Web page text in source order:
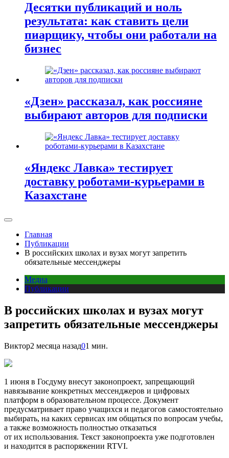
Десятки публикаций и ноль
результата: как ставить цели
пиарщику, чтобы они работали на
бизнес
«Дзен» рассказал, как россияне
выбирают авторов для подписки
«Яндекс Лавка» тестирует
доставку роботами-курьерами в
Казахстане
Главная
Публикации
В российских школах и вузах могут запретить
обязательные мессенджеры
Медиа
Публикации
В российских школах и вузах могут
запретить обязательные мессенджеры
Виктор2 месяца назад01 мин.
1 июня в Госдуму внесут законопроект, запрещающий
навязывание конкретных мессенджеров и цифровых
платформ в образовательном процессе. Документ
предусматривает право учащихся и педагогов самостоятельно
выбирать, на каких сервисах им общаться по вопросам учебы,
а также возможность полностью отказаться
от их использования. Текст законопроекта уже подготовлен
и находится в распоряжении RTVI.